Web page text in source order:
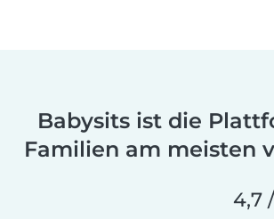
Babysits ist die
Familien am meisten
4,7